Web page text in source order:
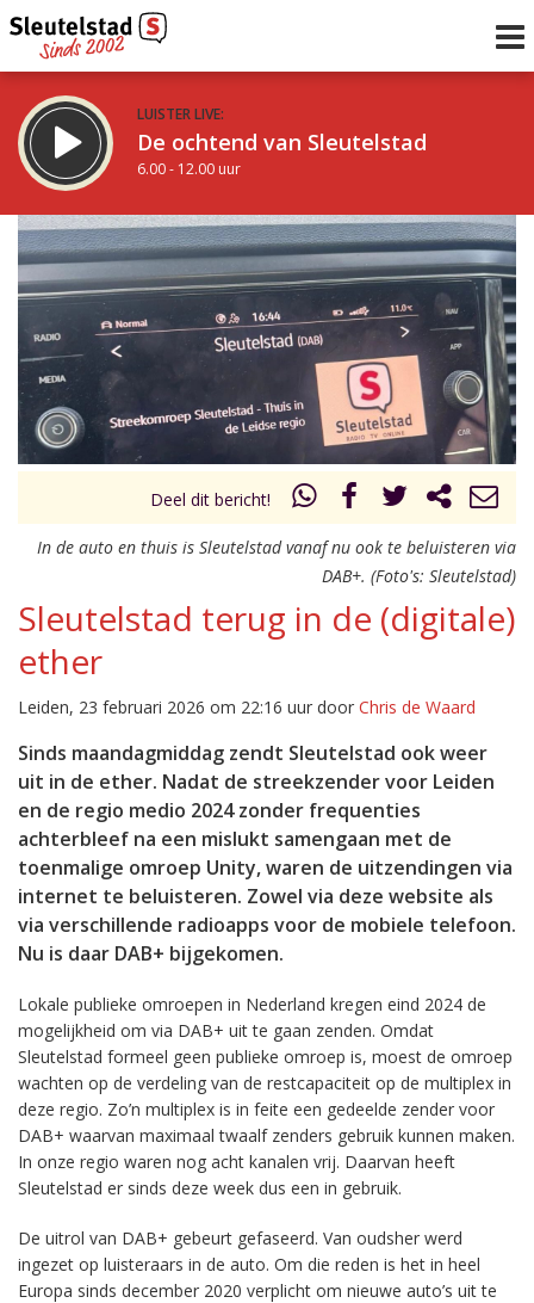
LUISTER LIVE:
De ochtend van Sleutelstad
6.00 - 12.00 uur
STRAKS:
De middag van Sleutelstad
12.00 - 18.00 uur
Vorig uur
uur 1 van 0 Volgend uur
Deel dit bericht!
In de auto en thuis is Sleutelstad vanaf nu ook te beluisteren via
DAB+. (Foto's: Sleutelstad)
Sleutelstad terug in de (digitale)
ether
Leiden, 23 februari 2026 om 22:16 uur door Chris de Waard
Sinds maandagmiddag zendt Sleutelstad ook weer
uit in de ether. Nadat de streekzender voor Leiden
en de regio medio 2024 zonder frequenties
achterbleef na een mislukt samengaan met de
toenmalige omroep Unity, waren de uitzendingen via
internet te beluisteren. Zowel via deze website als
via verschillende radioapps voor de mobiele telefoon.
Nu is daar DAB+ bijgekomen.
Lokale publieke omroepen in Nederland kregen eind 2024 de
mogelijkheid om via DAB+ uit te gaan zenden. Omdat
Sleutelstad formeel geen publieke omroep is, moest de omroep
wachten op de verdeling van de restcapaciteit op de multiplex in
deze regio. Zo’n multiplex is in feite een gedeelde zender voor
DAB+ waarvan maximaal twaalf zenders gebruik kunnen maken.
In onze regio waren nog acht kanalen vrij. Daarvan heeft
Sleutelstad er sinds deze week dus een in gebruik.
De uitrol van DAB+ gebeurt gefaseerd. Van oudsher werd
ingezet op luisteraars in de auto. Om die reden is het in heel
Europa sinds december 2020 verplicht om nieuwe auto’s uit te